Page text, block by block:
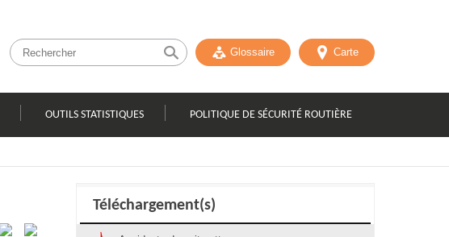
Glossaire Carte
OUTILS STATISTIQUES POLITIQUE DE SÉCURITÉ ROUTIÈRE
Téléchargement(s)